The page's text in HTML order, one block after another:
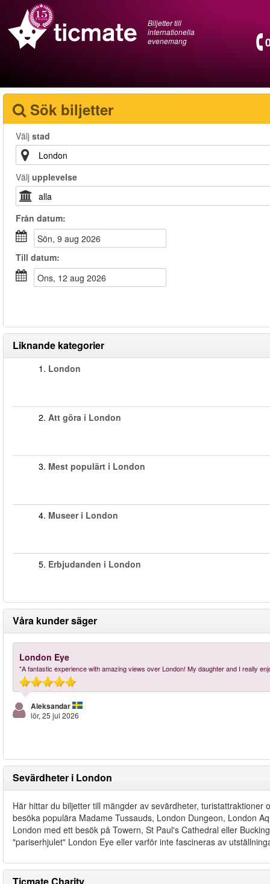
Biljetter till
internationella
evenemang
Sök biljetter
Välj stad
Välj upplevelse
Från datum:
sön, 9 aug 2026
Till datum:
ons, 12 aug 2026
Liknande kategorier
1. London
2. Att göra i London
3. Mest populärt i London
4. Museer i London
5. Erbjudanden i London
Våra kunder säger
London Eye
"A fantastic experience with amazing views over London! My daughter and I really
Aleksandar
lör, 25 jul 2026
Sevärdheter i London
Här hittar du biljetter till mängder av sevärdheter,
besöka populära Madame Tussauds, London Dungeon, London
London med ett besök på Towern, St Paul's Cathedral eller
"pariserhjulet" London Eye eller varför inte fascineras av